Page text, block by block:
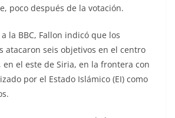
poco después de la votación.
la BBC, Fallon indicó que los
atacaron seis objetivos en el centro
el este de Siria, en la frontera con
por el Estado Islámico (EI) como